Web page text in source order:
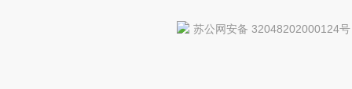
苏公网安备 32048202000124号